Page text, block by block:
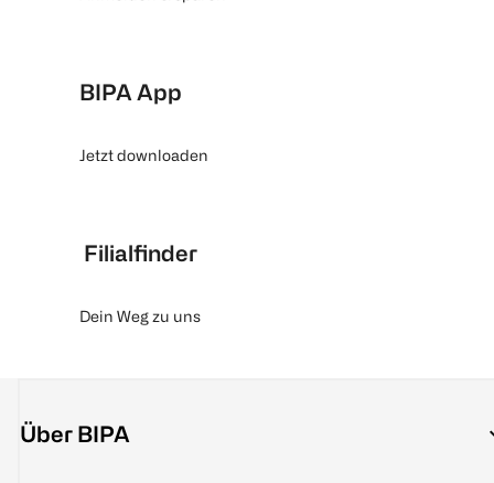
BIPA App
Jetzt downloaden
Filialfinder
Dein Weg zu uns
Über BIPA